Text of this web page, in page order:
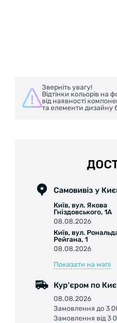
Зверніть увагу!
Відтінки кольорів на
від наявності
та елементи дизайну
Самовивіз у
Київ, вул. Якова
Гніздовського, 1А
08.08.2026
Київ, вул.
Рейгана, 1
08.08.2026
Показати на мапі
Кур'єром по
08.08.2026
Замовлення до 3
Замовлення від 3